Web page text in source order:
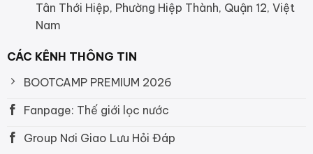
Tân Thới Hiệp, Phường Hiệp Thành, Quận 12, Việt
Nam
CÁC KÊNH THÔNG TIN
BOOTCAMP PREMIUM 2026
Fanpage: Thế giới lọc nước
Group Nơi Giao Lưu Hỏi Đáp